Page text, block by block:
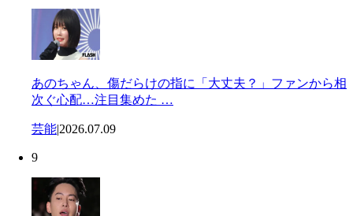
あのちゃん、傷だらけの指に「大丈夫？」ファンから相
次ぐ心配…注目集めた …
芸能|2026.07.09
9